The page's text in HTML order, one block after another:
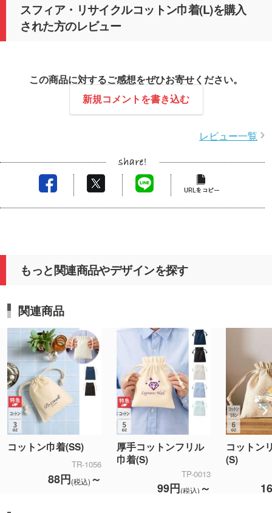
スフィア・リサイクルコットン巾着(L)を購入
された方のレビュー
この商品に対するご感想をぜひお寄せください。
新規コメントを書き込む
レビュー一覧
もっと関連商品やデザインを探す
関連商品
コットン巾着(SS)
TR-1056
88円(税込) ～
厚手コットンフリル
巾着(S)
TP-0013
99円(税込) ～
コットン
(S)